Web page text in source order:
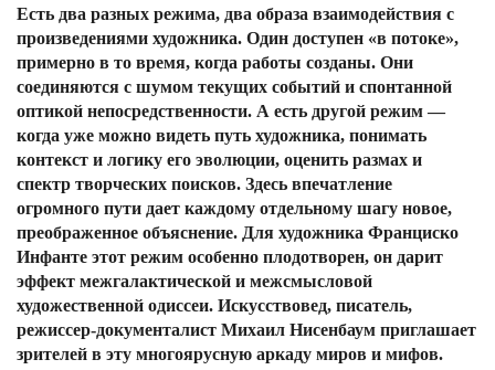
Есть два разных режима, два образа взаимодействия с
произведениями художника. Один доступен «в потоке»,
примерно в то время, когда работы созданы. Они
соединяются с шумом текущих событий и спонтанной
оптикой непосредственности. А есть другой режим —
когда уже можно видеть путь художника, понимать
контекст и логику его эволюции, оценить размах и
спектр творческих поисков. Здесь впечатление
огромного пути дает каждому отдельному шагу новое,
преображенное объяснение. Для художника Франциско
Инфанте этот режим особенно плодотворен, он дарит
эффект межгалактической и межсмысловой
художественной одиссеи. Искусствовед, писатель,
режиссер-документалист Михаил Нисенбаум приглашает
зрителей в эту многоярусную аркаду миров и мифов.